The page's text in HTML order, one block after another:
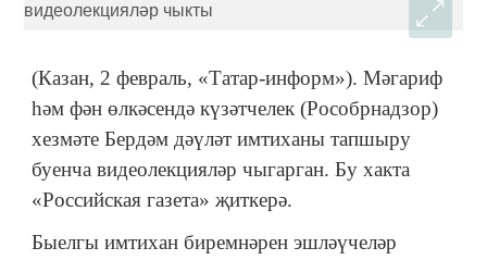
(Казан, 2 февраль, «Татар-информ»). Мәгариф
һәм фән өлкәсендә күзәтчелек (Рособрнадзор)
хезмәте Бердәм дәүләт имтиханы тапшыру
буенча видеолекцияләр чыгарган. Бу хакта
«Российская газета» җиткерә.
Быелгы имтихан биремнәрен эшләүчеләр